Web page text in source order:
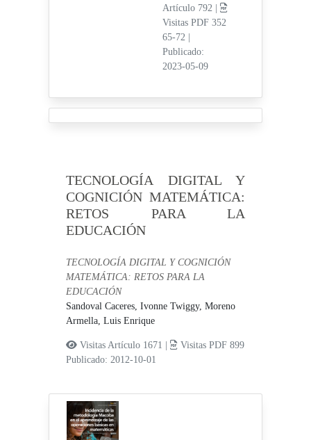
Artículo 792 |
Visitas PDF 352
65-72
Publicado:
2023-05-09
TECNOLOGÍA DIGITAL Y
COGNICIÓN MATEMÁTICA:
RETOS PARA LA
EDUCACIÓN
TECNOLOGÍA DIGITAL Y COGNICIÓN
MATEMÁTICA: RETOS PARA LA
EDUCACIÓN
Sandoval Caceres, Ivonne Twiggy,Moreno
Armella, Luis Enrique
Visitas Artículo 1671 |
Visitas PDF 899
Publicado: 2012-10-01